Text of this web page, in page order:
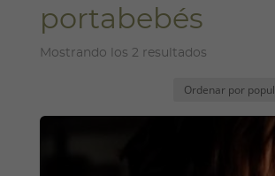
portabebés
Mostrando los 2 resultadosOrdenado
popularidad